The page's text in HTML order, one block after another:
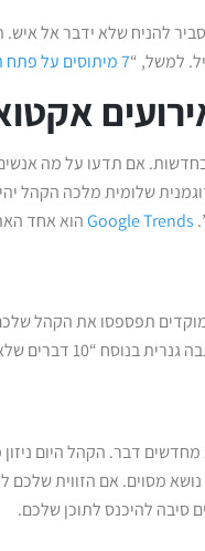
להניח שלא ידבר אל
למשל, “7 מיתוסים על פתח תקווה שהגיע הזמן לנפץ
אם תדעו על מה
הוא אחד
דבר. הקהל היום ניזון
מסוים. אם הזווית
סיבה להיכנס לתוכן שלכם.